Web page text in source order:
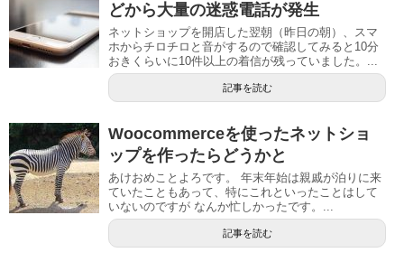
どから大量の迷惑電話が発生
ネットショップを開店した翌朝（昨日の朝）、スマ
ホからチロチロと音がするので確認してみると10分
おきくらいに10件以上の着信が残っていました。...
記事を読む
Woocommerceを使ったネットショ
ップを作ったらどうかと
あけおめことよろです。 年末年始は親戚が泊りに来
ていたこともあって、特にこれといったことはして
いないのですが なんか忙しかったです。...
記事を読む